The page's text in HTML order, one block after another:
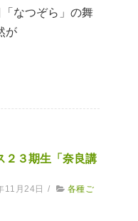
なつぞら」の舞
が
２３期生「奈良講
11月24日 /
各種ご